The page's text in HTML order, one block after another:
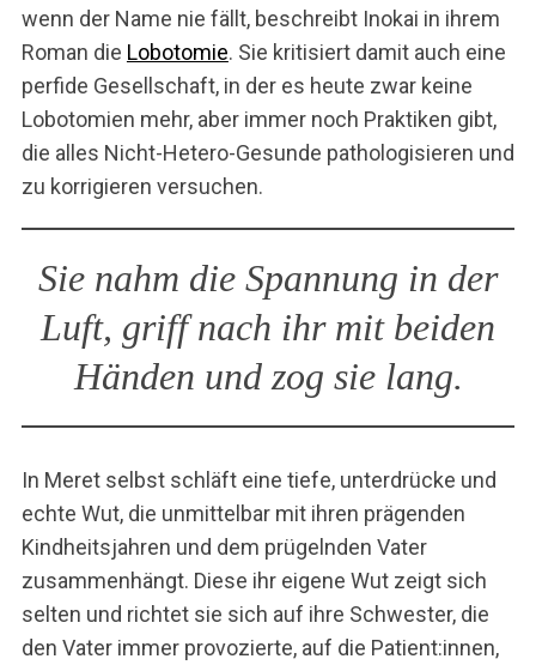
wenn der Name nie fällt, beschreibt Inokai in ihrem
Roman die Lobotomie. Sie kritisiert damit auch eine
perfide Gesellschaft, in der es heute zwar keine
Lobotomien mehr, aber immer noch Praktiken gibt,
die alles Nicht-Hetero-Gesunde pathologisieren und
zu korrigieren versuchen.
Sie nahm die Spannung in der
Luft, griff nach ihr mit beiden
Händen und zog sie lang.
In Meret selbst schläft eine tiefe, unterdrücke und
echte Wut, die unmittelbar mit ihren prägenden
Kindheitsjahren und dem prügelnden Vater
zusammenhängt. Diese ihr eigene Wut zeigt sich
selten und richtet sie sich auf ihre Schwester, die
den Vater immer provozierte, auf die Patient:innen,
S
u
e
n